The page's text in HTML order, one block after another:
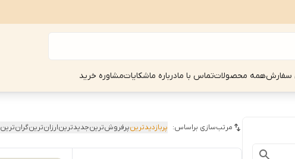
سفارشهمه محصولاتتماس با مادرباره ماشکایاتمشاوره خرید
مرتب‌سازی براساس: پربازدیدترینپرفروش‌ترینجدیدترینارزان‌ترینگران‌ترین